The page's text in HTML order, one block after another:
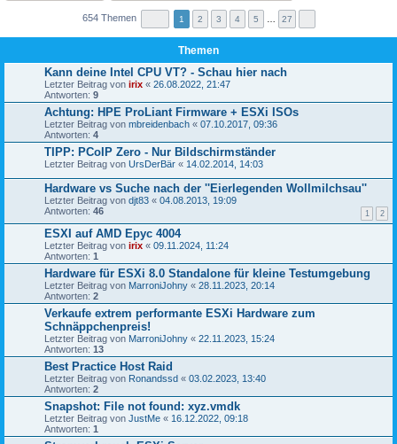
654 Themen 1 2 3 4 5 27
Themen
Kann deine Intel CPU VT? - Schau hier nach
Letzter Beitrag von irix « 26.08.2022, 21:47
Antworten: 9
Achtung: HPE ProLiant Firmware + ESXi ISOs
Letzter Beitrag von mbreidenbach « 07.10.2017, 09:36
Antworten: 4
TIPP: PCoIP Zero - Nur Bildschirmständer
Letzter Beitrag von UrsDerBär « 14.02.2014, 14:03
Hardware vs Suche nach der ''Eierlegenden Wollmilchsau''
Letzter Beitrag von djt83 « 04.08.2013, 19:09
Antworten: 46 1 2
ESXI auf AMD Epyc 4004
Letzter Beitrag von irix « 09.11.2024, 11:24
Antworten: 1
Hardware für ESXi 8.0 Standalone für kleine Testumgebung
Letzter Beitrag von MarroniJohny « 28.11.2023, 20:14
Antworten: 2
Verkaufe extrem performante ESXi Hardware zum
Schnäppchenpreis!
Letzter Beitrag von MarroniJohny « 22.11.2023, 15:24
Antworten: 13
Best Practice Host Raid
Letzter Beitrag von Ronandssd « 03.02.2023, 13:40
Antworten: 2
Snapshot: File not found: xyz.vmdk
Letzter Beitrag von JustMe « 16.12.2022, 09:18
Antworten: 1